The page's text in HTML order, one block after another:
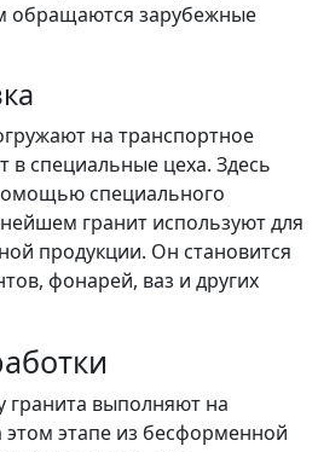
обращаются зарубежные
на транспортное
в специальные цеха. Здесь
специального
гранит используют для
продукции. Он становится
фонарей, ваз и других
гранита выполняют на
этапе из бесформенной